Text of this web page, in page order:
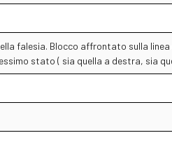
falesia. Blocco affrontato sulla linea
stato ( sia quella a destra, sia